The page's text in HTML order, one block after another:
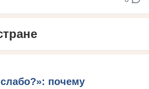
почему